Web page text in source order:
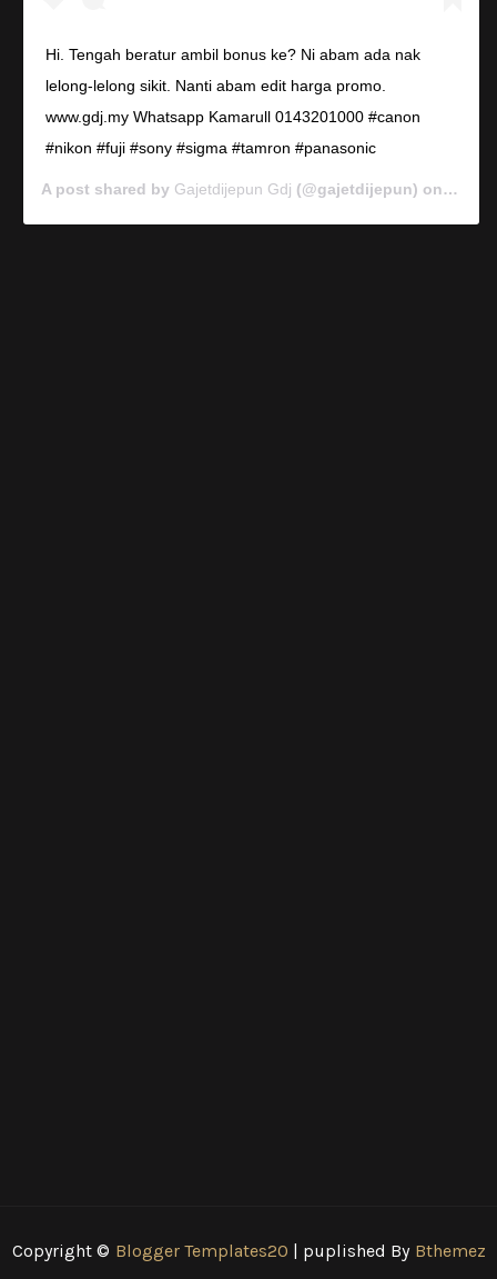
Hi. Tengah beratur ambil bonus ke? Ni abam ada nak
lelong-lelong sikit. Nanti abam edit harga promo.
www.gdj.my Whatsapp Kamarull 0143201000 #canon
#nikon #fuji #sony #sigma #tamron #panasonic
A post shared by Gajetdijepun Gdj (@gajetdijepun) on Jan 7,
Copyright © Blogger Templates20 | puplished By Bthemez